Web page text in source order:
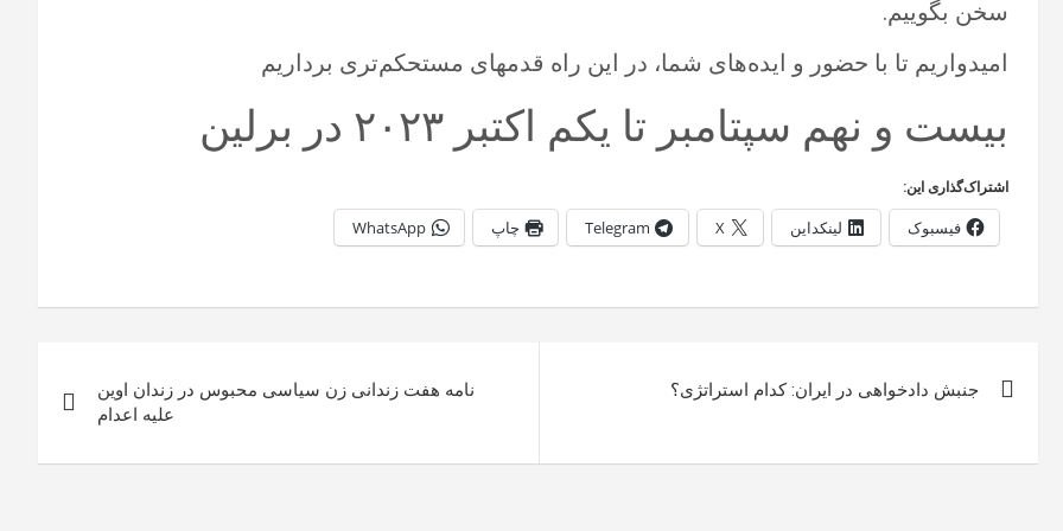
سخن بگوییم.
امیدواریم تا با حضور و ایده‌های شما، در این راه قدمهای مستحکم‌تری برداریم
بیست و نهم سپتامبر تا یکم اکتبر ۲۰۲۳ در برلین
اشتراک‌گذاری این:
فیسبوک لینکداین X
Telegram چاپ WhatsApp
نوشته
جنبش دادخواهی در ایران: کدام استراتژی؟
نامه هفت زندانی زن سیاسی محبوس در زندان اوین
علیه اعدام